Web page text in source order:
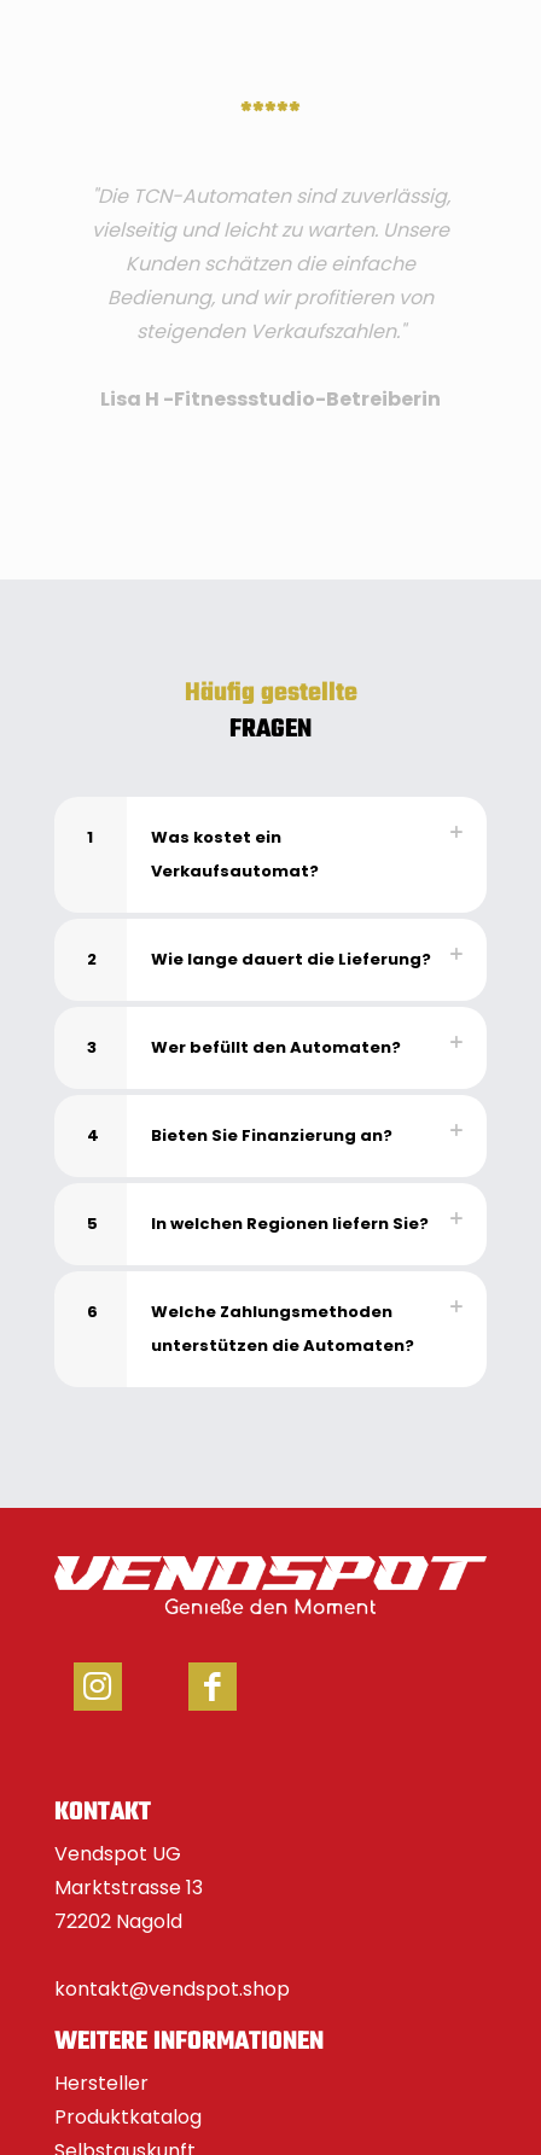
*****
"Die TCN-Automaten sind zuverlässig,
vielseitig und leicht zu warten. Unsere
Kunden schätzen die einfache
Bedienung, und wir profitieren von
steigenden Verkaufszahlen."
Lisa H -Fitnessstudio-Betreiberin
Häufig gestellte
FRAGEN
1
Was kostet ein
Verkaufsautomat?
2 Wie lange dauert die Lieferung?
3 Wer befüllt den Automaten?
4 Bieten Sie Finanzierung an?
5 In welchen Regionen liefern Sie?
6
Welche Zahlungsmethoden
unterstützen die Automaten?
KONTAKT
Vendspot UG
Marktstrasse 13
72202 Nagold
kontakt@vendspot.shop
WEITERE INFORMATIONEN
Hersteller
Produktkatalog